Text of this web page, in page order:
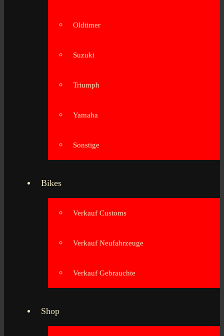
Oldtimer
Suzuki
Triumph
Yamaha
Sonstige
Bikes
Verkauf Customs
Verkauf Neufahrzeuge
Verkauf Gebrauchte
Shop